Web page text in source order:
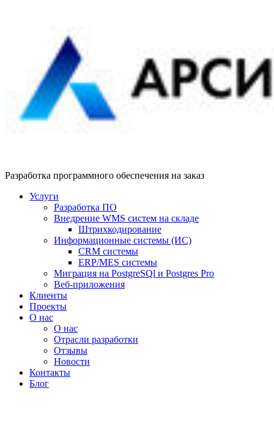
Разработка программного обеспечения на заказ
Услуги
Разработка ПО
Внедрение WMS систем на складе
Штрихкодирование
Информационные системы (ИС)
CRM системы
ERP/MES системы
Миграция на PostgreSQl и Postgres Pro
Веб-приложения
Клиенты
Проекты
О нас
О нас
Отрасли разработки
Отзывы
Новости
Контакты
Блог